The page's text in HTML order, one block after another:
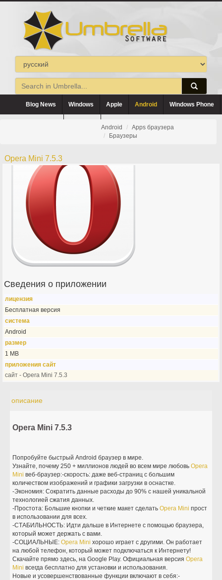
Blog News Windows Apple Android Windows Phone
Android
Apps браузера
Браузеры
Opera Mini 7.5.3
Сведения о приложении
лицензия
Бесплатная версия
система
Android
размер
1 MB
приложения сайт
сайт - Opera Mini 7.5.3
описание
Opera Mini 7.5.3
Попробуйте быстрый Android браузер в мире.
Узнайте, почему 250 + миллионов людей во всем мире любовьOpera
Mini веб-браузер:-скорость: даже веб-страниц с большим
количеством изображений и графики загрузки в оснастке.
-Экономия: Сократить данные расходы до 90% с нашей уникальной
технологией сжатия данных.
-Простота: Большие кнопки и четкие макет сделатьOpera Mini прост
в использовании для всех.
-СТАБИЛЬНОСТЬ: Идти дальше в Интернете с помощью браузера,
который может держать с вами.
-СОЦИАЛЬНЫЕ:Opera Mini хорошо играет с другими. Он работает
на любой телефон, который может подключаться к Интернету!
Скачайте прямо здесь, на Google Play. Официальная версияOpera
Mini всегда бесплатно для установки и использования.
Новые и усовершенствованные функции включают в себя:-